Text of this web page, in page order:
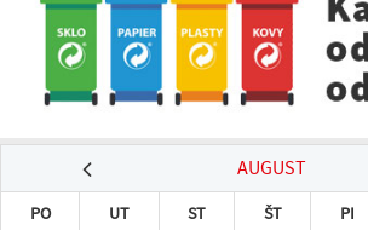
AUGUST
PO UT ST ŠT PI